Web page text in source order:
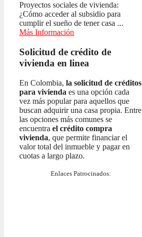
Proyectos sociales de vivienda:
¿Cómo acceder al subsidio para
cumplir el sueño de tener casa ...
Más Información
Solicitud de crédito de
vivienda en linea
En Colombia, la solicitud de créditos
para vivienda es una opción cada
vez más popular para aquellos que
buscan adquirir una casa propia. Entre
las opciones más comunes se
encuentra el crédito compra
vivienda, que permite financiar el
valor total del inmueble y pagar en
cuotas a largo plazo.
Enlaces Patrocinados: